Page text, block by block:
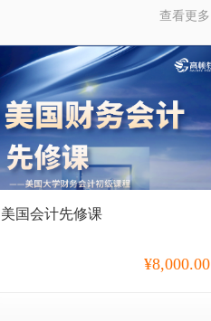
查看更多
美国会计先修课
¥8,000.00